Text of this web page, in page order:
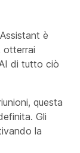
è
otterrai
di tutto ciò
questa
Gli
la